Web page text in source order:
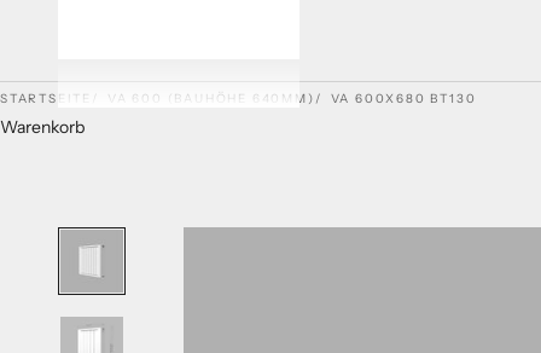
STARTSEITE VA 600 (BAUHÖHE 640MM) VA 600X680 BT130
Warenkorb